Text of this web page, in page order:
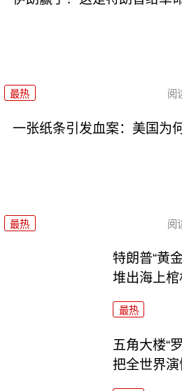
最热 阅
一张纸条引发血案：美国为
最热 阅
特朗普“黄
堆出海上棺
最热
五角大楼“
把全世界演